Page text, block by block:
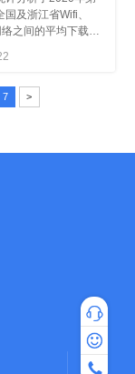
机网速的实际状况。
7 >
专家咨询
热线咨